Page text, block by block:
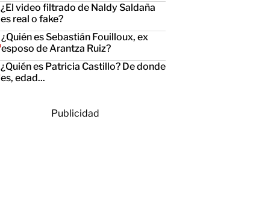
¿El video filtrado de Naldy Saldaña
es real o fake?
¿Quién es Sebastián Fouilloux, ex
esposo de Arantza Ruiz?
¿Quién es Patricia Castillo? De donde
es, edad...
Publicidad